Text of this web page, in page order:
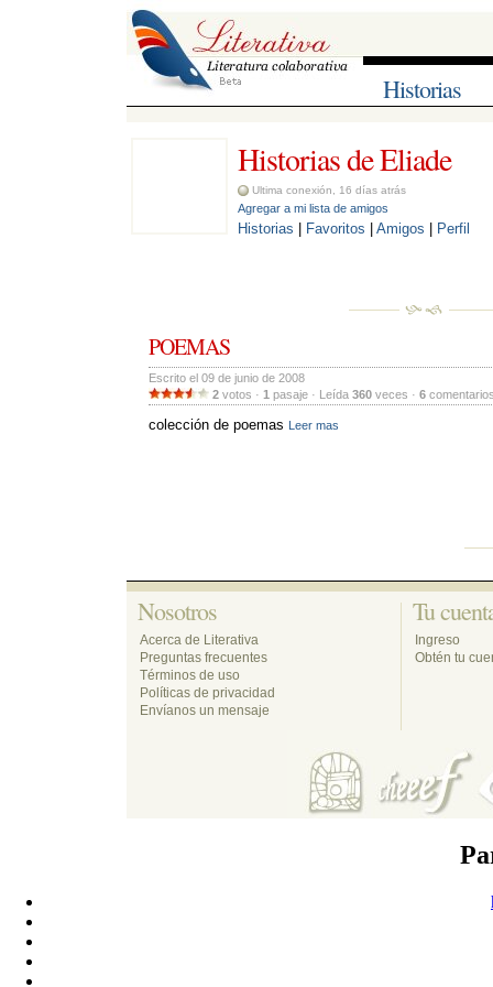
Historias
Historias de Eliade
Ultima conexión, 16 días atrás
Agregar a mi lista de amigos
Historias Favoritos Amigos Perfil
POEMAS
Escrito el 09 de junio de 2008
2 votos · 1 pasaje · Leída 360 veces · 6
colección de poemas Leer mas
Nosotros
Acerca de Literativa
Preguntas frecuentes
Términos de uso
Políticas de privacidad
Envíanos un mensaje
Tu
Ingreso
Obtén tu